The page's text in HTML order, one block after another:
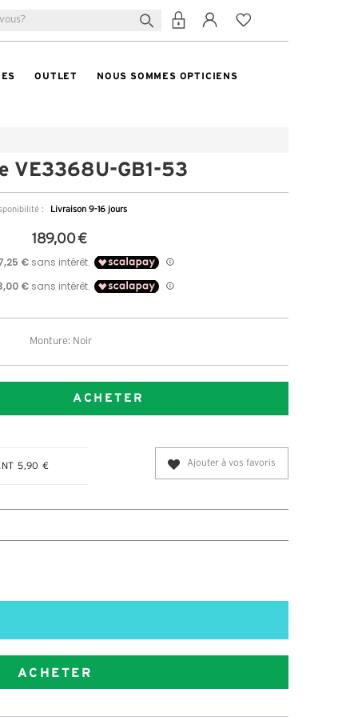
OUTLET NOUS SOMMES OPTICIENS
VE3368U-GB1-53
: Livraison 9-16 jours
189,00 €
Monture: Noir
ACHETER
5,90 € Ajouter à vos favoris
ACHETER